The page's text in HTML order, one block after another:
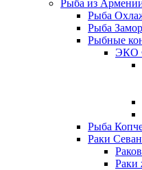
Рыба из
Рыба
Рыба
Рыбные
ЭКО
Рыба
Раки
Раки